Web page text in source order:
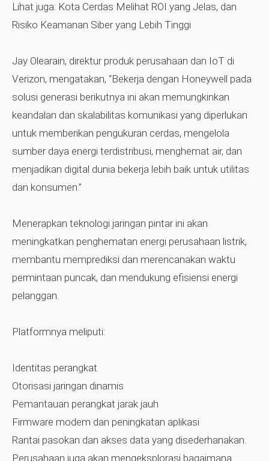
Lihat juga: Kota Cerdas Melihat ROI yang Jelas, dan
Risiko Keamanan Siber yang Lebih Tinggi
Jay Olearain, direktur produk perusahaan dan IoT di
Verizon, mengatakan, “Bekerja dengan Honeywell pada
solusi generasi berikutnya ini akan memungkinkan
keandalan dan skalabilitas komunikasi yang diperlukan
untuk memberikan pengukuran cerdas, mengelola
sumber daya energi terdistribusi, menghemat air, dan
menjadikan digital dunia bekerja lebih baik untuk utilitas
dan konsumen.”
Menerapkan teknologi jaringan pintar ini akan
meningkatkan penghematan energi perusahaan listrik,
membantu memprediksi dan merencanakan waktu
permintaan puncak, dan mendukung efisiensi energi
pelanggan.
Platformnya meliputi:
Identitas perangkat
Otorisasi jaringan dinamis
Pemantauan perangkat jarak jauh
Firmware modem dan peningkatan aplikasi
Rantai pasokan dan akses data yang disederhanakan.
Perusahaan juga akan mengeksplorasi bagaimana